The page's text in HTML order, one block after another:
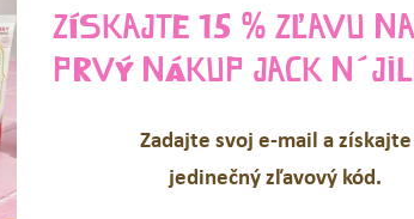
povlakom. Ide pritom o dva odlišné stavy.
zuboch každý deň. Vzniká z kúskov jedla, slín a
niekoľko hodín po jedení a dá sa odstrániť
povlak a vytvoria tvrdú usadeninu na povrchu
sa už nedá odstrániť bežným čistením.
ZÍSKAJTE 15 % ZĽAVU
PRVÝ NÁKUP JACK
Zadajte svoj e-mail a získajte
jedinečný zľavový kód.